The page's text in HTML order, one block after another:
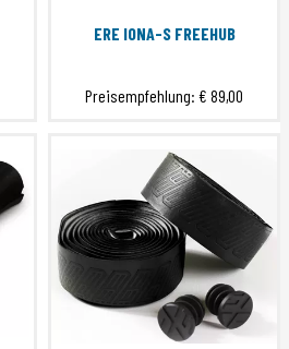
ERE IONA-S FREEHUB
Preisempfehlung:€ 89,00